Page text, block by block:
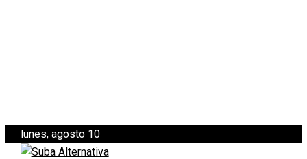
lunes, agosto 10